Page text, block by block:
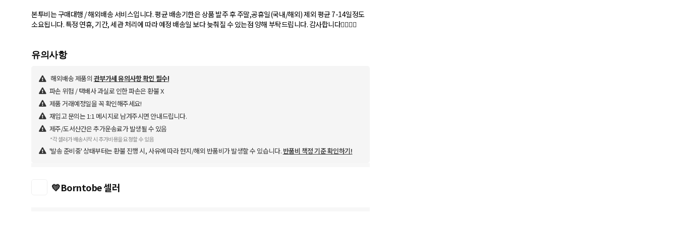
본투비는 구매대행 / 해외배송 서비스입니다. 평균 배송기한은 상품 발주 후 주말,공휴일(국내/해외) 제외 평균 7-14일정도
소요됩니다. 특정 연휴, 기간, 세관 처리에 따라 예정 배송일 보다 늦춰질 수 있는점 양해 부탁드립니다. 감사합니다🙇‍♂️🙇‍♀️
유의사항
해외배송 제품의 관부가세 유의사항 확인 필수!
파손 위험 / 택배사 과실로 인한 파손은 환불 X
제품 거래예정일을 꼭 확인해주세요!
재입고 문의는 1:1 메시지로 남겨주시면 안내드립니다.
제주/도서산간은 추가운송료가 발생될 수 있음
*각 셀러가 배송시작 시 추가비용을 요청할 수 있음
'발송 준비중' 상태부터는 환불 진행 시, 사유에 따라 현지/해외 반품비가 발생할 수 있습니다. 반품비 책정 기준 확인하기!
💛Borntobe 셀러